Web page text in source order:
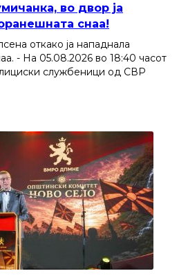
во двор ја
снаа!
откако ја нападнала
- На 05.08.2026 во 18:40 часот
службеници од СВР